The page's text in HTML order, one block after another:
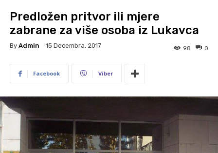
Predložen pritvor ili mjere
zabrane za više osoba iz Lukavca
By Admin 15 Decembra, 2017 0
98
Facebook Viber